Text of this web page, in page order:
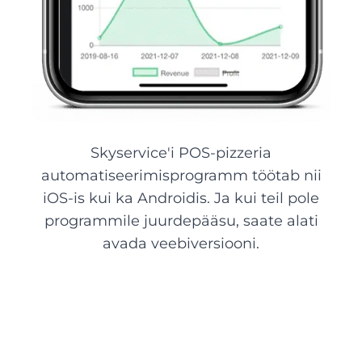
Skyservice'i POS-pizzeria
automatiseerimisprogramm töötab nii
iOS-is kui ka Androidis. Ja kui teil pole
programmile juurdepääsu, saate alati
avada veebiversiooni.